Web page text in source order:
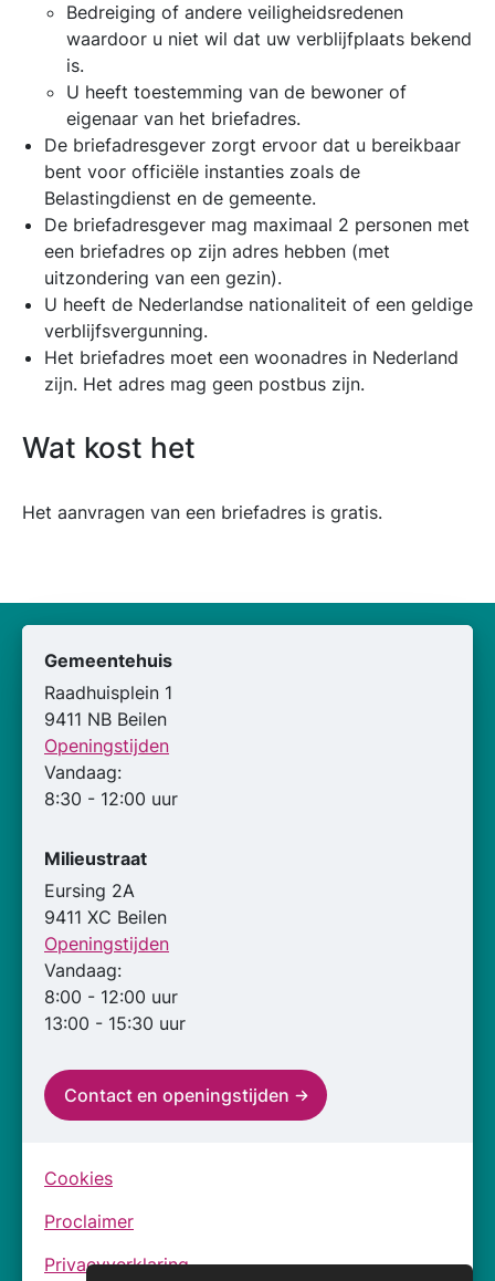
Bedreiging of andere veiligheidsredenen
waardoor u niet wil dat uw verblijfplaats bekend
is.
U heeft toestemming van de bewoner of
eigenaar van het briefadres.
De briefadresgever zorgt ervoor dat u bereikbaar
bent voor officiële instanties zoals de
Belastingdienst en de gemeente.
De briefadresgever mag maximaal 2 personen met
een briefadres op zijn adres hebben (met
uitzondering van een gezin).
U heeft de Nederlandse nationaliteit of een geldige
verblijfsvergunning.
Het briefadres moet een woonadres in Nederland
zijn. Het adres mag geen postbus zijn.
Wat kost het
Het aanvragen van een briefadres is gratis.
Gemeentehuis
Raadhuisplein 1
9411 NB Beilen
Openingstijden
Vandaag:
8:30 - 12:00 uur
Milieustraat
Eursing 2A
9411 XC Beilen
Openingstijden
Vandaag:
8:00 - 12:00 uur
13:00 - 15:30 uur
Contact en openingstijden
Cookies
Proclaimer
Privacyverklaring